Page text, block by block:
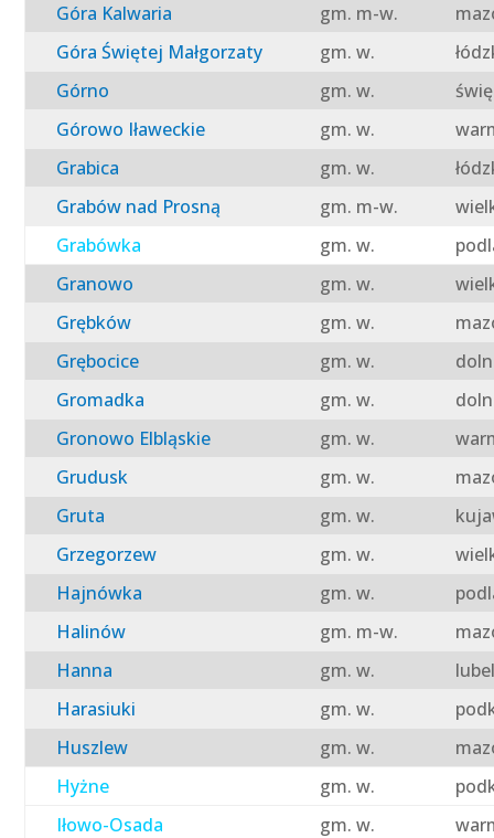
Góra Kalwaria
gm. m-w.
Góra Świętej Małgorzaty
gm. w.
Górno
gm. w.
Górowo Iławeckie
gm. w.
Grabica
gm. w.
Grabów nad Prosną
gm. m-w.
Grabówka
gm. w.
Granowo
gm. w.
Grębków
gm. w.
Grębocice
gm. w.
Gromadka
gm. w.
Gronowo Elbląskie
gm. w.
Grudusk
gm. w.
Gruta
gm. w.
Grzegorzew
gm. w.
Hajnówka
gm. w.
Halinów
gm. m-w.
Hanna
gm. w.
Harasiuki
gm. w.
Huszlew
gm. w.
Hyżne
gm. w.
Iłowo-Osada
gm. w.